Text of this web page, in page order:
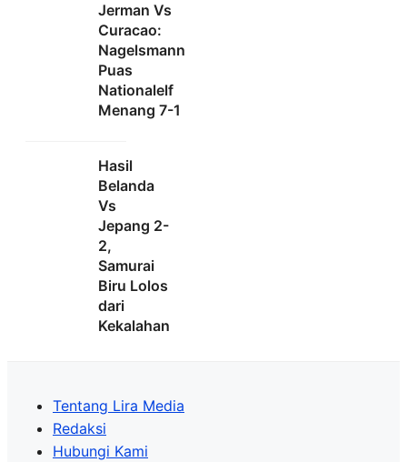
Jerman Vs
Curacao:
Nagelsmann
Puas
Nationalelf
Menang 7-1
Hasil
Belanda
Vs
Jepang 2-
2,
Samurai
Biru Lolos
dari
Kekalahan
Tentang Lira Media
Redaksi
Hubungi Kami